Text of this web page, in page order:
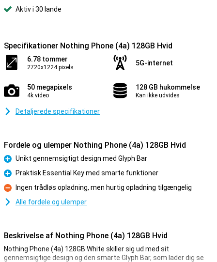
Aktiv i 30 lande
Specifikationer Nothing Phone (4a) 128GB Hvid
6.78 tommer
2720x1224 pixels
5G-internet
50 megapixels
4k video
128 GB hukommelse
Kan ikke udvides
Detaljerede specifikationer
Fordele og ulemper Nothing Phone (4a) 128GB Hvid
Fordele
Unikt gennemsigtigt design med Glyph Bar
Fordele
Praktisk Essential Key med smarte funktioner
Ulemper
Ingen trådløs opladning, men hurtig opladning tilgængelig
Alle fordele og ulemper
Beskrivelse af Nothing Phone (4a) 128GB Hvid
Nothing Phone (4a) 128GB White skiller sig ud med sit
gennemsigtige design og den smarte Glyph Bar, som lader dig se